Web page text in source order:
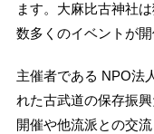
ます。大麻比古神社
数多くのイベントが開
主催者である NPO法
れた古武道の保存振
開催や他流派との交